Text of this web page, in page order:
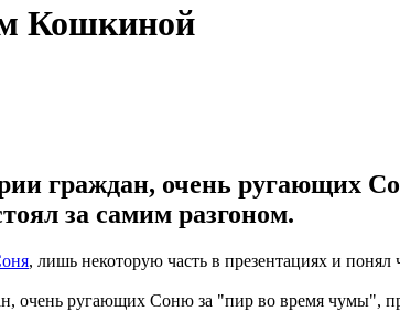
Кошкиной
граждан, очень ругающих
за самим разгоном.
, лишь некоторую часть в презентациях и понял
очень ругающих Соню за "пир во время чумы",